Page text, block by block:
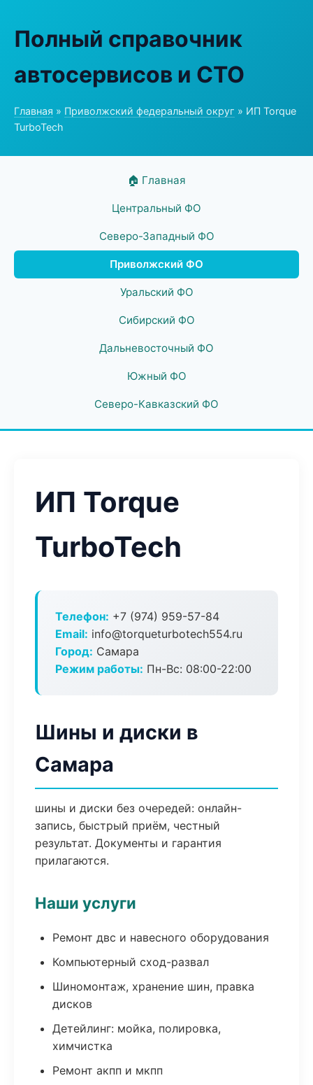
Полный справочник
автосервисов и СТО
Главная » Приволжский федеральный округ » ИП Torque
TurboTech
🏠 Главная
Центральный ФО
Северо-Западный ФО
Приволжский ФО
Уральский ФО
Сибирский ФО
Дальневосточный ФО
Южный ФО
Северо-Кавказский ФО
ИП Torque
TurboTech
Телефон: +7 (974) 959-57-84
Email: info@torqueturbotech554.ru
Город: Самара
Режим работы: Пн-Вс: 08:00-22:00
Шины и диски в
Самара
шины и диски без очередей: онлайн-
запись, быстрый приём, честный
результат. Документы и гарантия
прилагаются.
Наши услуги
Ремонт двс и навесного оборудования
Компьютерный сход-развал
Шиномонтаж, хранение шин, правка
дисков
Детейлинг: мойка, полировка,
химчистка
Ремонт акпп и мкпп